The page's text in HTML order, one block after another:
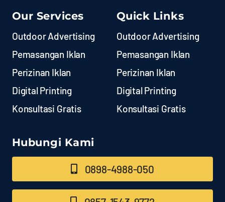
Our Services
Outdoor Advertising
Pemasangan Iklan
Perizinan Iklan
Digital Printing
Konsultasi Gratis
Quick Links
Outdoor Advertising
Pemasangan Iklan
Perizinan Iklan
Digital Printing
Konsultasi Gratis
Hubungi Kami
0898-4988-050